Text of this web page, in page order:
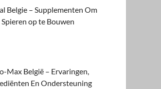
Belgie – Supplementen Om
Spieren op te Bouwen
Max België – Ervaringen,
En Ondersteuning